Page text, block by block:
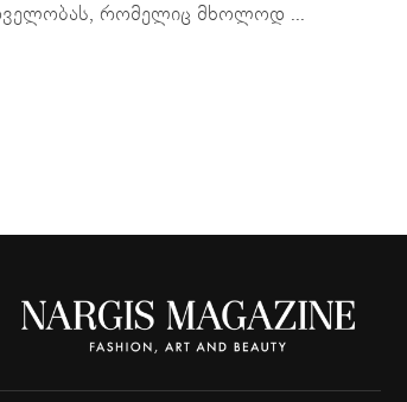
რომელიც მხოლოდ ...